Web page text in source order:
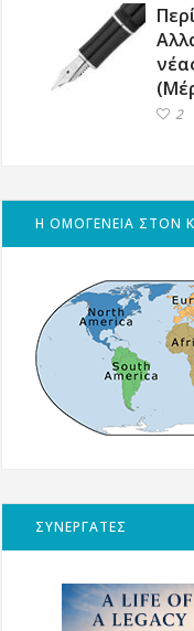
2
Η ΟΜΟΓΕΝΕΙΑ ΣΤΟΝ
ΣΥΝΕΡΓΑΤΕΣ